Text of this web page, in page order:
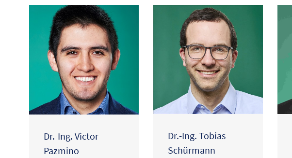
Dr.-Ing. Victor
Pazmino
Dr.-Ing. Tobias
Schürmann